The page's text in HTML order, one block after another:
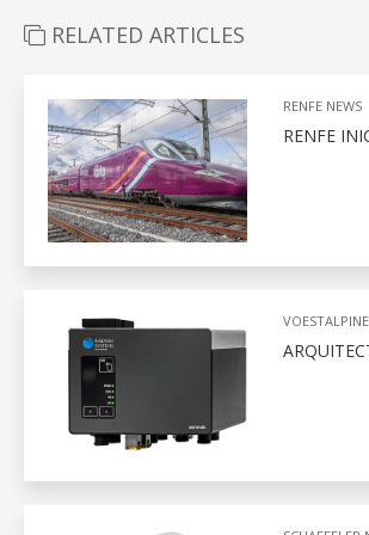
RELATED ARTICLES
RENFE NEWS
RENFE